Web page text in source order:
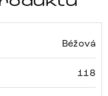
Béžová
118